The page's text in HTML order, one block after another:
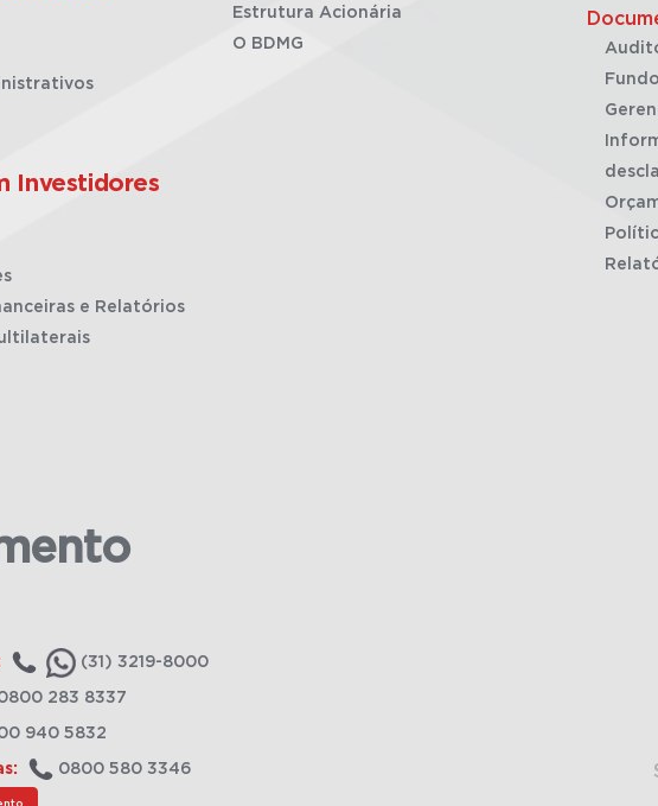
Investidores
e Relatórios
Estrutura Acionária
O BDMG
(31) 3219-8000
283 8337
940 5832
0800 580 3346